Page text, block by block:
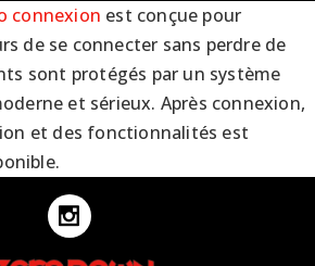
connexion est conçue pour
de se connecter sans perdre de
sont protégés par un système
et sérieux. Après connexion,
et des fonctionnalités est